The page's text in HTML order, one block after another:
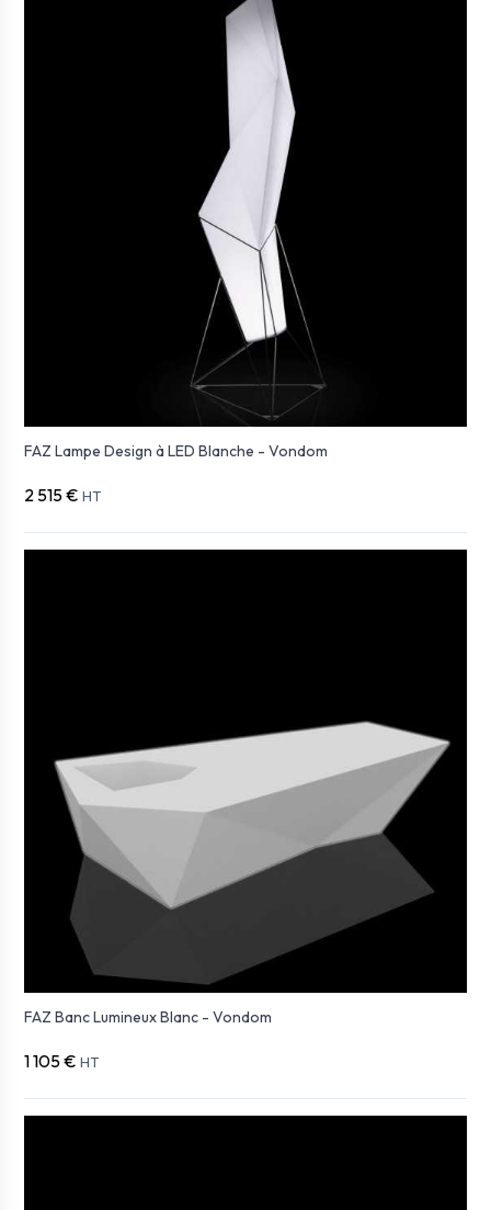
FAZ Lampe Design à LED Blanche - Vondom
2 515 € HT
FAZ Banc Lumineux Blanc - Vondom
1 105 € HT